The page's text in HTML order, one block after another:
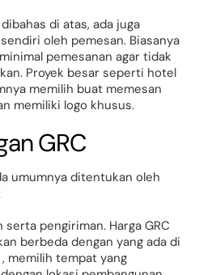
di atas, ada juga
oleh pemesan. Biasanya
pemesanan agar tidak
Proyek besar seperti hotel
memilih buat memesan
memiliki logo khusus.
GRC
umumnya ditentukan oleh
pengiriman. Harga GRC
berbeda dengan yang ada di
memilih tempat yang